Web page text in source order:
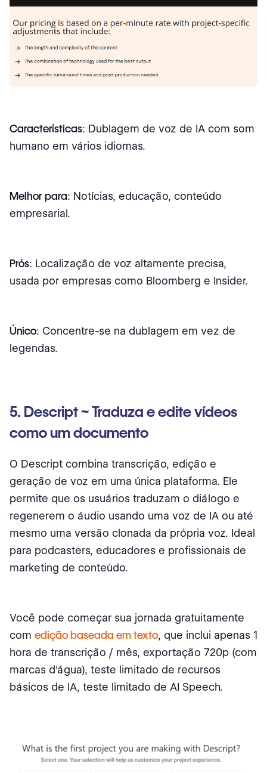
Características: Dublagem de voz de IA com som
humano em vários idiomas.
Melhor para: Notícias, educação, conteúdo
empresarial.
Prós: Localização de voz altamente precisa,
usada por empresas como Bloomberg e Insider.
Único: Concentre-se na dublagem em vez de
legendas.
5. Descript ~ Traduza e edite vídeos
como um documento
O Descript combina transcrição, edição e
geração de voz em uma única plataforma. Ele
permite que os usuários traduzam o diálogo e
regenerem o áudio usando uma voz de IA ou até
mesmo uma versão clonada da própria voz. Ideal
para podcasters, educadores e profissionais de
marketing de conteúdo.
Você pode começar sua jornada gratuitamente
com edição baseada em texto, que inclui apenas 1
hora de transcrição / mês, exportação 720p (com
marcas d'água), teste limitado de recursos
básicos de IA, teste limitado de AI Speech.